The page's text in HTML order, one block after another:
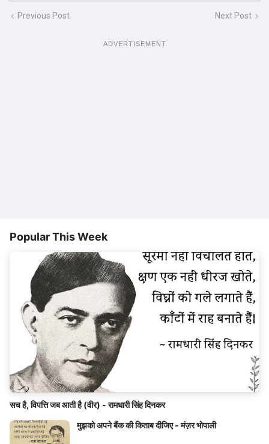
Previous Post Next Post
ADVERTISEMENT
Popular This Week
सच है, विपत्ति जब आती है (वीर) - रामधारी सिंह दिनकर
मुझको अपने बैंक की किताब दीजिए - मंज़र भोपाली